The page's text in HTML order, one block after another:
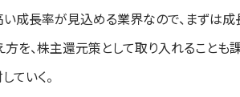
成長率が見込める業界なので、まずは
を、株主還元策として取り入れることも
ていく。